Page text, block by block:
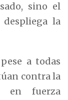
sino el
la
a todas
contra la
en fuerza